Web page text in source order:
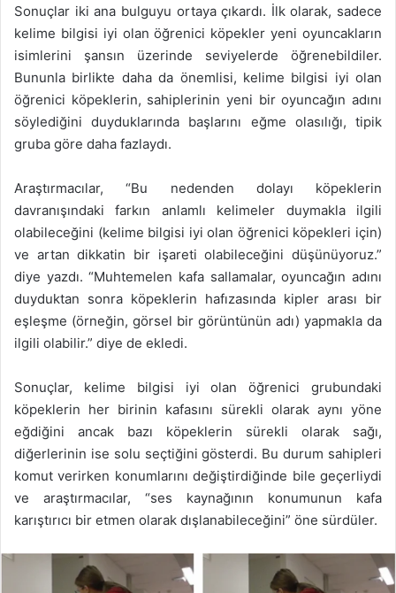
Sonuçlar iki ana bulguyu ortaya çıkardı. İlk olarak, sadece
kelime bilgisi iyi olan öğrenici köpekler yeni oyuncakların
isimlerini şansın üzerinde seviyelerde öğrenebildiler.
Bununla birlikte daha da önemlisi, kelime bilgisi iyi olan
öğrenici köpeklerin, sahiplerinin yeni bir oyuncağın adını
söylediğini duyduklarında başlarını eğme olasılığı, tipik
gruba göre daha fazlaydı.
Araştırmacılar, “Bu nedenden dolayı köpeklerin
davranışındaki farkın anlamlı kelimeler duymakla ilgili
olabileceğini (kelime bilgisi iyi olan öğrenici köpekleri için)
ve artan dikkatin bir işareti olabileceğini düşünüyoruz.”
diye yazdı. “Muhtemelen kafa sallamalar, oyuncağın adını
duyduktan sonra köpeklerin hafızasında kipler arası bir
eşleşme (örneğin, görsel bir görüntünün adı) yapmakla da
ilgili olabilir.” diye de ekledi.
Sonuçlar, kelime bilgisi iyi olan öğrenici grubundaki
köpeklerin her birinin kafasını sürekli olarak aynı yöne
eğdiğini ancak bazı köpeklerin sürekli olarak sağı,
diğerlerinin ise solu seçtiğini gösterdi. Bu durum sahipleri
komut verirken konumlarını değiştirdiğinde bile geçerliydi
ve araştırmacılar, “ses kaynağının konumunun kafa
karıştırıcı bir etmen olarak dışlanabileceğini” öne sürdüler.